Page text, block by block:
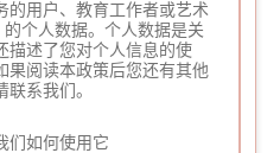
的用户、教育工作者或艺术
的个人数据。个人数据是关
描述了您对个人信息的使
果阅读本政策后您还有其他
联系我们。
们如何使用它